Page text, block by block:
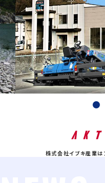
株式会社イブキ産業は